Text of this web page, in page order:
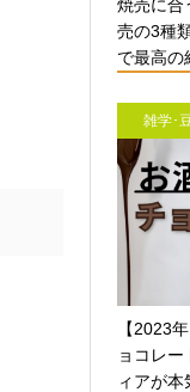
焼売に合
売の3種
で最高の
雑学･
【2023
ョコレ
ィアが本